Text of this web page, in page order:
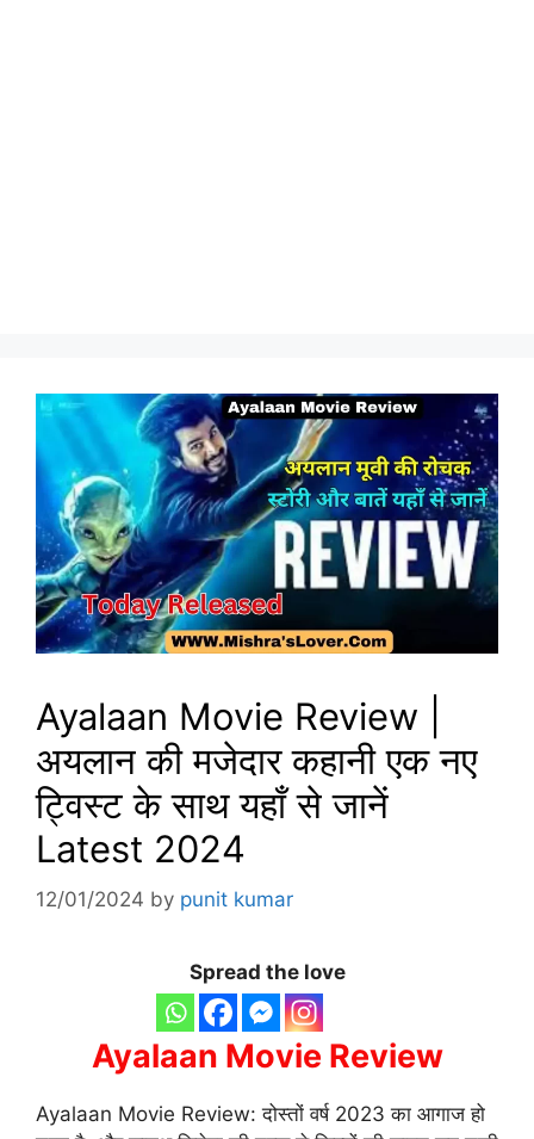
Ayalaan Movie Review |
अयलान की मजेदार कहानी एक नए
ट्विस्ट के साथ यहाँ से जानें
Latest 2024
12/01/2024 by punit kumar
Spread the love
Ayalaan Movie Review
Ayalaan Movie Review: दोस्तों वर्ष 2023 का आगाज हो